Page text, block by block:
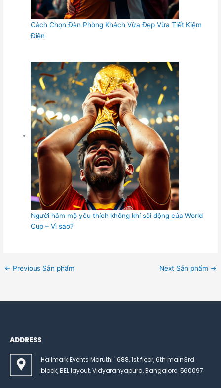
Cách Chọn Đèn Phòng Khách Vừa Đẹp Vừa Tiết Kiệm
Điện
Người hâm mộ yêu thích không khí sôi động của World
Cup – Vì sao?
← Previous Sản phẩm Next Sản phẩm →
ADDRESS
Hallmark Events Maruthi ' 688, 1st floor, 6th main,3rd
block, BEL layout, Vidyaranyapura, Bangalore. 560097